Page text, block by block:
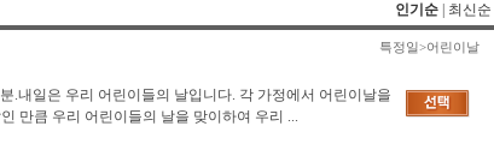
인기순 최신순
특정일>어린이날
.내일은 우리 어린이들의 날입니다. 각 가정에서 어린이날을
만큼 우리 어린이들의 날을 맞이하여 우리 ...